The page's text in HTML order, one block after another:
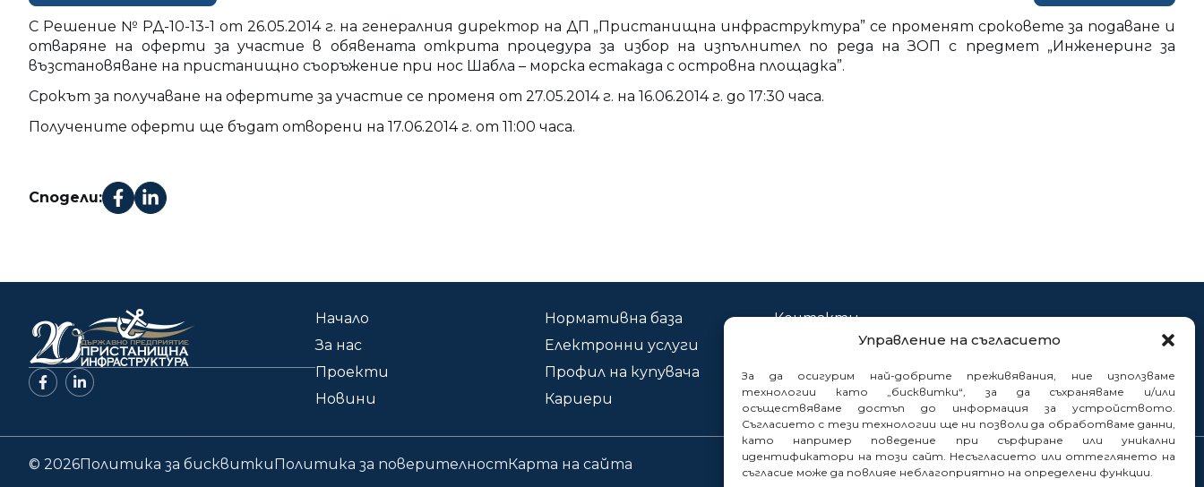
Управление на съгласието
За да осигурим най-добрите преживявания, ние използваме
технологии като „бисквитки“, за да съхраняваме и/или
осъществяваме достъп до информация за устройството.
Съгласието с тези технологии ще ни позволи да обработваме данни,
като например поведение при сърфиране или уникални
идентификатори на този сайт. Несъгласието или оттеглянето на
съгласие може да повлияе неблагоприятно на определени функции.
С Решение № РД-10-13-1 от 26.05.2014 г. на генералния директор на ДП „Пристанищна инфраструктура” се променят сроковете за подаване и
отваряне на оферти за участие в обявената открита процедура за избор на изпълнител по реда на ЗОП с предмет „Инженеринг за
възстановяване на пристанищно съоръжение при нос Шабла – морска естакада с островна площадка”.
Срокът за получаване на офертите за участие се променя от 27.05.2014 г. на 16.06.2014 г. до 17:30 часа.
Получените оферти ще бъдат отворени на 17.06.2014 г. от 11:00 часа.
Сподели:
Начало
За нас
Проекти
Новини
Нормативна база
Електронни услуги
Профил на купувача
Кариери
Контакти
© 2026Политика за бисквиткиПолитика за поверителностКарта на сайта